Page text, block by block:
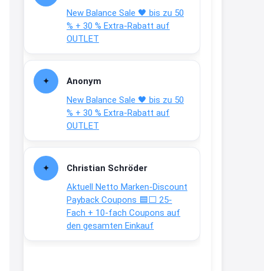
New Balance Sale 🖤 bis zu 50
% + 30 % Extra-Rabatt auf
OUTLET
Anonym
New Balance Sale 🖤 bis zu 50
% + 30 % Extra-Rabatt auf
OUTLET
Christian Schröder
Aktuell Netto Marken-Discount
Payback Coupons 🟦⬜ 25-
Fach + 10-fach Coupons auf
den gesamten Einkauf
verfärbt sich ab 28 Grad /siehe
Text weiter unten
shop.bioeg.de/aufkleber-
achtun...
↩
Joachim
Gratis personalisierte 7-Tage
Ration Micronährstoffe/ Vitamine
↩
Joachim